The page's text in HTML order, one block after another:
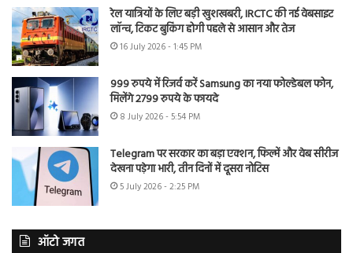
रेल यात्रियों के लिए बड़ी खुशखबरी, IRCTC की नई वेबसाइट
लॉन्च, टिकट बुकिंग होगी पहले से आसान और तेज
16 July 2026 - 1:45 PM
999 रुपये में रिजर्व करें Samsung का नया फोल्डेबल फोन,
मिलेंगे 2799 रुपये के फायदे
8 July 2026 - 5:54 PM
Telegram पर सरकार का बड़ा एक्शन, फिल्में और वेब सीरीज
देखना पड़ेगा भारी, तीन दिनों में दूसरा नोटिस
5 July 2026 - 2:25 PM
ऑटो जगत